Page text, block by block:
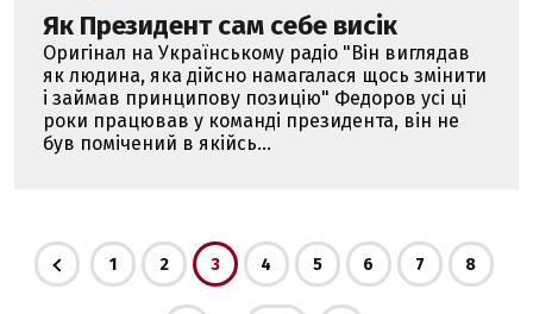
Як Президент сам себе висік
Оригінал на Українському радіо "Він виглядав
як людина, яка дійсно намагалася щось змінити
і займав принципову позицію" Федоров усі ці
роки працював у команді президента, він не
був помічений в якійсь...
1 2 3 4 5 6 7 8